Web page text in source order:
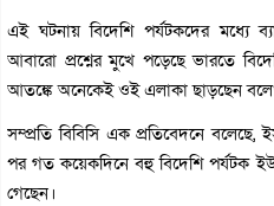
এই ঘটনায় বিদেশি পর্যটকদের মধ্যে
আবারো প্রশ্নের মুখে পড়েছে ভারতে
আতঙ্কে অনেকেই ওই এলাকা ছাড়ছেন
সম্প্রতি বিবিসি এক প্রতিবেদনে বলেছে,
পর গত কয়েকদিনে বহু বিদেশি পর্যটক
গেছেন।